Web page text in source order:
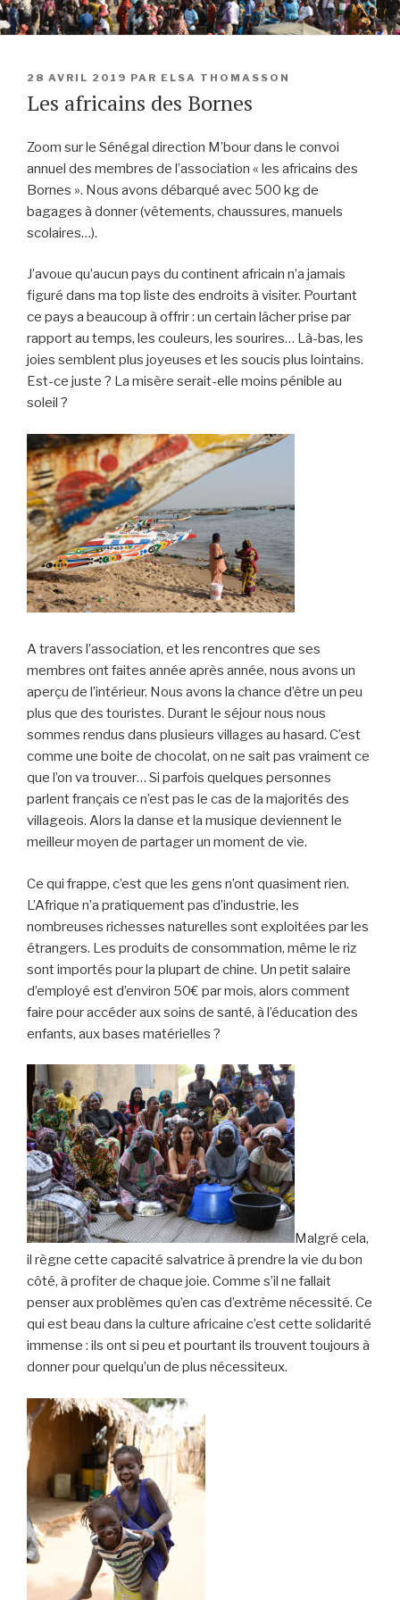
PUBLIÉ
28 AVRIL 2019 PAR ELSA THOMASSON
Les africains des Bornes
Zoom sur le Sénégal direction M’bour dans le convoi
annuel des membres de l’association « les africains des
Bornes ». Nous avons débarqué avec 500 kg de
bagages à donner (vêtements, chaussures, manuels
scolaires…).
J’avoue qu’aucun pays du continent africain n’a jamais
figuré dans ma top liste des endroits à visiter. Pourtant
ce pays a beaucoup à offrir : un certain lâcher prise par
rapport au temps, les couleurs, les sourires… Là-bas, les
joies semblent plus joyeuses et les soucis plus lointains.
Est-ce juste ? La misère serait-elle moins pénible au
soleil ?
A travers l’association, et les rencontres que ses
membres ont faites année après année, nous avons un
aperçu de l’intérieur. Nous avons la chance d’être un peu
plus que des touristes. Durant le séjour nous nous
sommes rendus dans plusieurs villages au hasard. C’est
comme une boite de chocolat, on ne sait pas vraiment ce
que l’on va trouver… Si parfois quelques personnes
parlent français ce n’est pas le cas de la majorités des
villageois. Alors la danse et la musique deviennent le
meilleur moyen de partager un moment de vie.
Ce qui frappe, c’est que les gens n’ont quasiment rien.
L’Afrique n’a pratiquement pas d’industrie, les
nombreuses richesses naturelles sont exploitées par les
étrangers. Les produits de consommation, même le riz
sont importés pour la plupart de chine. Un petit salaire
d’employé est d’environ 50€ par mois, alors comment
faire pour accéder aux soins de santé, à l’éducation des
enfants, aux bases matérielles ?
Malgré cela,
il règne cette capacité salvatrice à prendre la vie du bon
côté, à profiter de chaque joie. Comme s’il ne fallait
penser aux problèmes qu’en cas d’extrême nécessité. Ce
qui est beau dans la culture africaine c’est cette solidarité
immense : ils ont si peu et pourtant ils trouvent toujours à
donner pour quelqu’un de plus nécessiteux.